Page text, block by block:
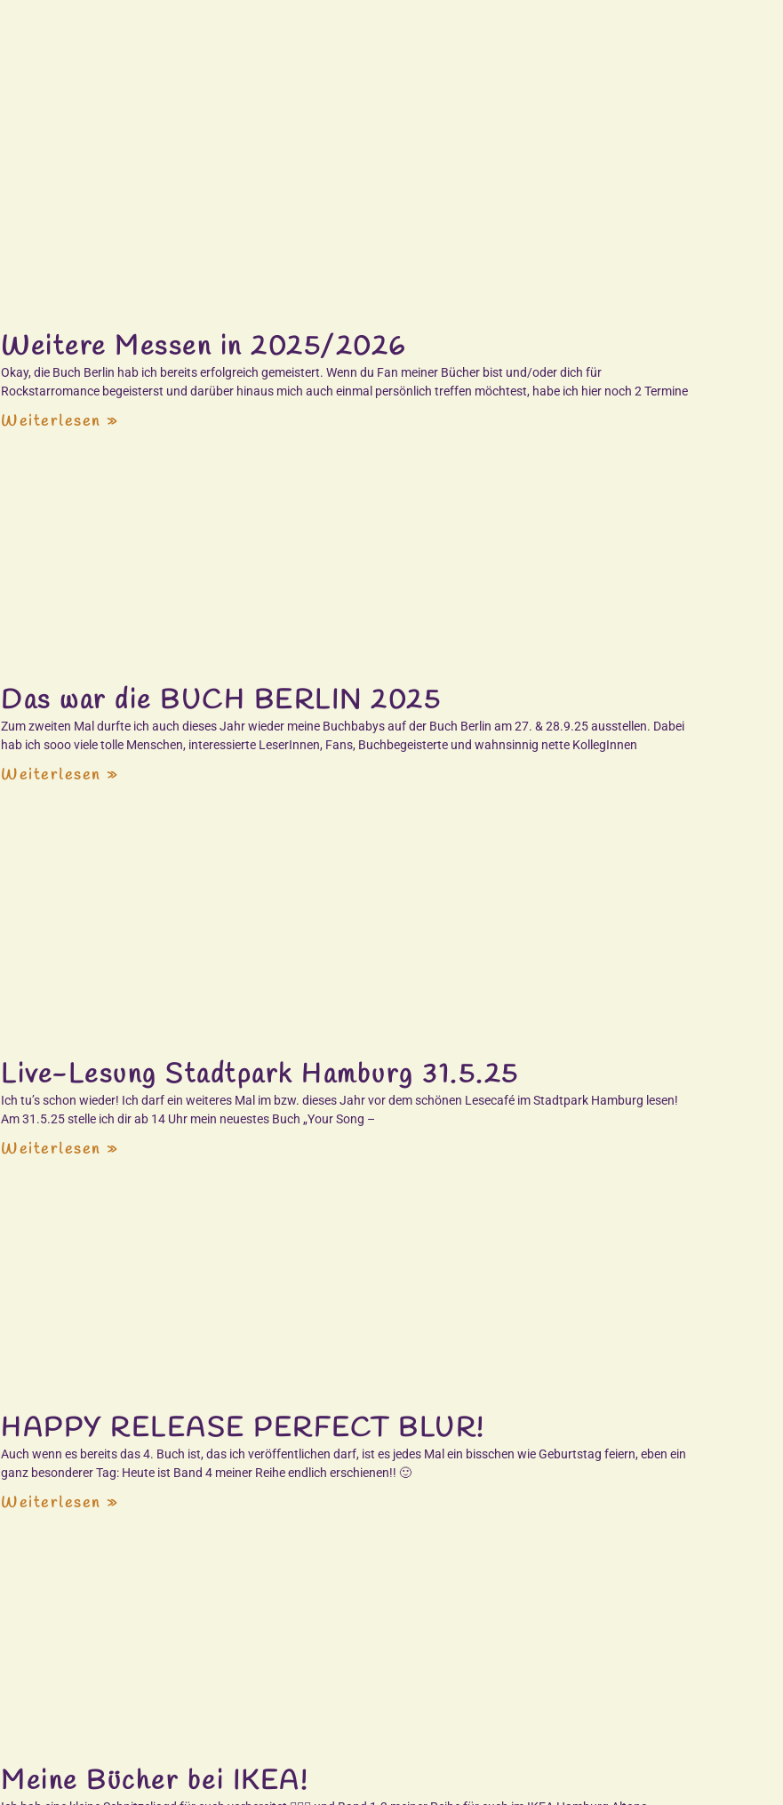
Weitere Messen in 2025/2026
Okay, die Buch Berlin hab ich bereits erfolgreich gemeistert. Wenn du Fan meiner Bücher bist und/oder dich für
Rockstarromance begeisterst und darüber hinaus mich auch einmal persönlich treffen möchtest, habe ich hier noch 2 Termine
Weiterlesen »
Das war die BUCH BERLIN 2025
Zum zweiten Mal durfte ich auch dieses Jahr wieder meine Buchbabys auf der Buch Berlin am 27. & 28.9.25 ausstellen. Dabei
hab ich sooo viele tolle Menschen, interessierte LeserInnen, Fans, Buchbegeisterte und wahnsinnig nette KollegInnen
Weiterlesen »
Live-Lesung Stadtpark Hamburg 31.5.25
Ich tu’s schon wieder! Ich darf ein weiteres Mal im bzw. dieses Jahr vor dem schönen Lesecafé im Stadtpark Hamburg lesen!
Am 31.5.25 stelle ich dir ab 14 Uhr mein neuestes Buch „Your Song –
Weiterlesen »
HAPPY RELEASE PERFECT BLUR!
Auch wenn es bereits das 4. Buch ist, das ich veröffentlichen darf, ist es jedes Mal ein bisschen wie Geburtstag feiern, eben ein
ganz besonderer Tag: Heute ist Band 4 meiner Reihe endlich erschienen!! 🙂
Weiterlesen »
Meine Bücher bei IKEA!